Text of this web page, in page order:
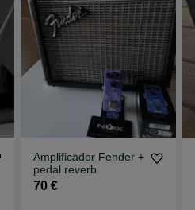
Amplificador Fender +
pedal reverb
70 €